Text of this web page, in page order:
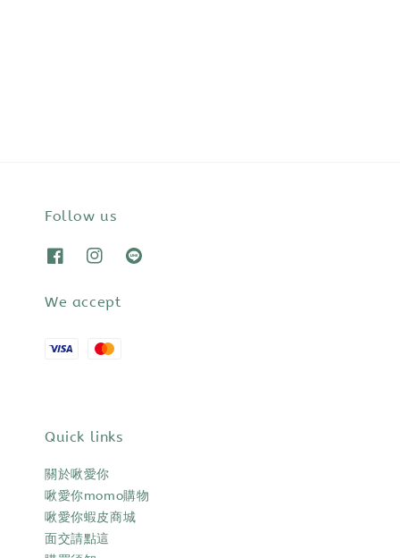
Follow us
We accept
Quick links
關於啾愛你
啾愛你momo購物
啾愛你蝦皮商城
面交請點這